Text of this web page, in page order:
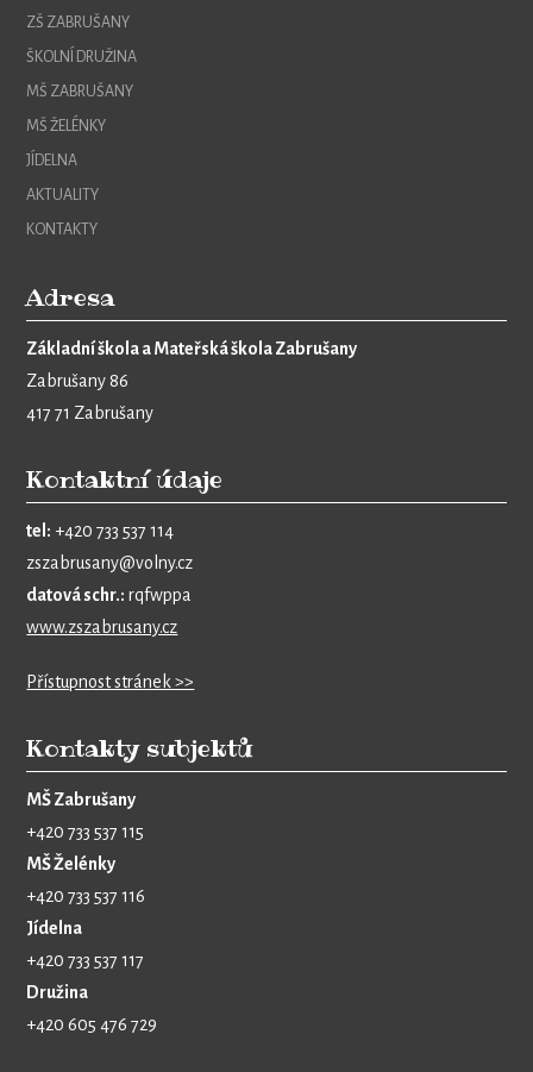
ZŠ ZABRUŠANY
ŠKOLNÍ DRUŽINA
MŠ ZABRUŠANY
MŠ ŽELÉNKY
JÍDELNA
AKTUALITY
KONTAKTY
Adresa
Základní škola a Mateřská škola Zabrušany
Zabrušany 86
417 71 Zabrušany
Kontaktní údaje
tel: +420 733 537 114
zszabrusany@volny.cz
datová schr.: rqfwppa
www.zszabrusany.cz
Přístupnost stránek >>
Kontakty subjektů
MŠ Zabrušany
+420 733 537 115
MŠ Želénky
+420 733 537 116
Jídelna
+420 733 537 117
Družina
+420 605 476 729